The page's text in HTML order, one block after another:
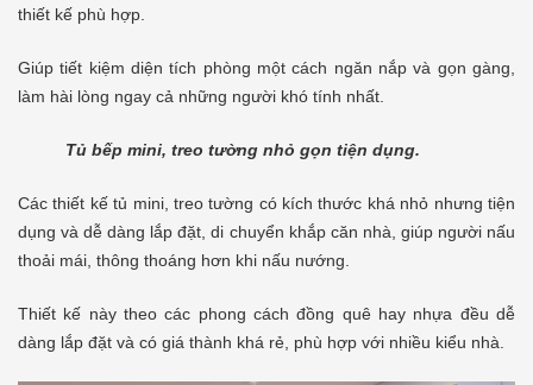
thiết kế phù hợp.
Giúp tiết kiệm diện tích phòng một cách ngăn nắp và gọn gàng,
làm hài lòng ngay cả những người khó tính nhất.
Tủ bếp mini, treo tường nhỏ gọn tiện dụng.
Các thiết kế tủ mini, treo tường có kích thước khá nhỏ nhưng tiện
dụng và dễ dàng lắp đặt, di chuyển khắp căn nhà, giúp người nấu
thoải mái, thông thoáng hơn khi nấu nướng.
Thiết kế này theo các phong cách đồng quê hay nhựa đều dễ
dàng lắp đặt và có giá thành khá rẻ, phù hợp với nhiều kiểu nhà.